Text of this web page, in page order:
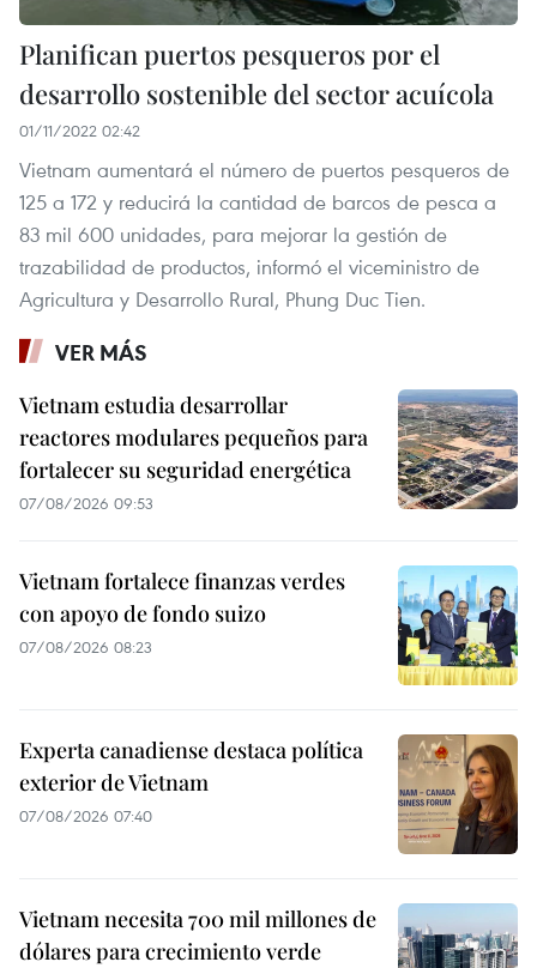
Planifican puertos pesqueros por el
desarrollo sostenible del sector acuícola
01/11/2022 02:42
Vietnam aumentará el número de puertos pesqueros de
125 a 172 y reducirá la cantidad de barcos de pesca a
83 mil 600 unidades, para mejorar la gestión de
trazabilidad de productos, informó el viceministro de
Agricultura y Desarrollo Rural, Phung Duc Tien.
VER MÁS
Vietnam estudia desarrollar
reactores modulares pequeños para
fortalecer su seguridad energética
07/08/2026 09:53
Vietnam fortalece finanzas verdes
con apoyo de fondo suizo
07/08/2026 08:23
Experta canadiense destaca política
exterior de Vietnam
07/08/2026 07:40
Vietnam necesita 700 mil millones de
dólares para crecimiento verde